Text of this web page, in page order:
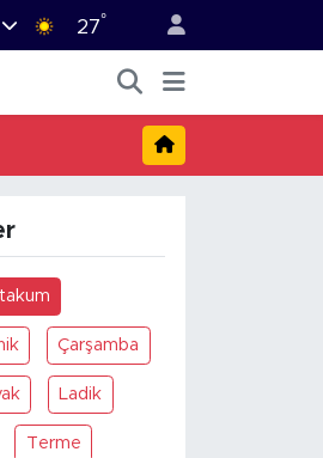
27°
Çarşamba
Ladik
Terme